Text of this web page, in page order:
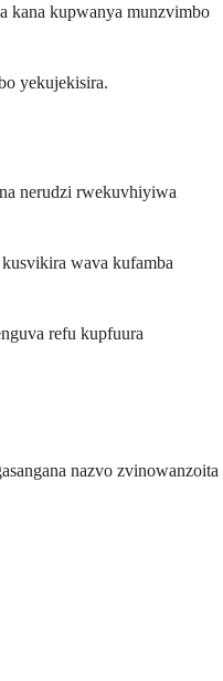
kana kupwanya munzvimbo
yekujekisira.
nerudzi rwekuvhiyiwa
wava kufamba
refu kupfuura
nazvo zvinowanzoita